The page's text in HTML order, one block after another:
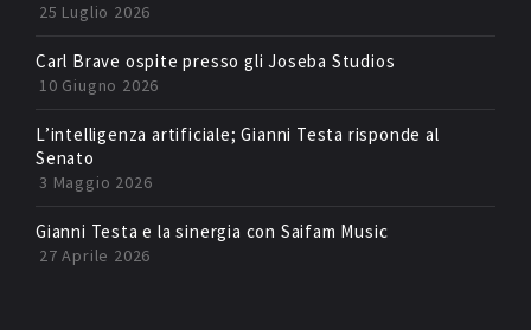
25 Luglio 2026
Carl Brave ospite presso gli Joseba Studios
10 Giugno 2026
L’intelligenza artificiale; Gianni Testa risponde al
Senato
3 Maggio 2026
Gianni Testa e la sinergia con Saifam Music
27 Aprile 2026